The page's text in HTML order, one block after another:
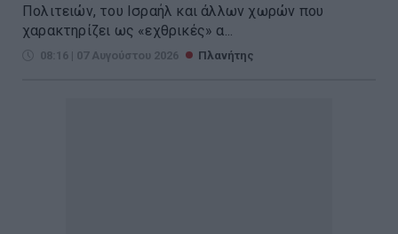
Πολιτειών, του Ισραήλ και άλλων χωρών που
χαρακτηρίζει ως «εχθρικές» α...
08:16 | 07 Αυγούστου 2026 Πλανήτης